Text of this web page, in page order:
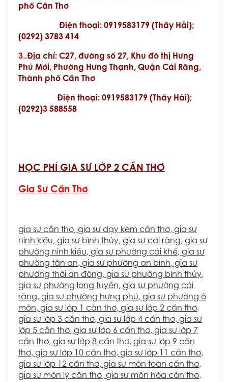
phố Cần Thơ
Điện thoại: 0919583179 (Thầy Hải);
(0292) 3783 414
3..Địa chỉ: C27, đường số 27, Khu đô thị Hưng
Phú Mới, Phường Hưng Thạnh, Quận Cái Răng,
Thành phố Cần Thơ
Điện thoại: 0919583179 (Thầy Hải);
(0292)3 588558
HỌC PHÍ GIA SƯ LỚP 2 CẦN THƠ
Gia Sư Cần Thơ
gia sư cần thơ, gia sư dạy kèm cần thơ, gia sư
ninh kiều, gia sư bình thủy, gia sư cái răng, gia sư
phường ninh kiều, gia sư phường cái khế, gia sư
phường tân an, gia sư phường an bình, gia sư
phường thới an đông, gia sư phường bình thủy,
gia sư phường long tuyền, gia sư phường cái
răng, gia sư phường hưng phú, gia sư phường ô
môn, gia sư lóp 1 càn thơ, gia sư lớp 2 cần thơ,
gia sư lớp 3 cần thơ, gia sư lớp 4 cần thơ, gia sư
lớp 5 cần thơ, gia sư lớp 6 cần thơ, gia sư lớp 7
cần thơ, gia sư lớp 8 cần thơ, gia sư lớp 9 cần
thơ, gia sư lớp 10 cần thơ, gia sư lớp 11 cần thơ,
gia sư lớp 12 cần thơ, gia sư môn toán cần thơ,
gia sư môn lý cần thơ, gia sư môn hóa cần thơ,